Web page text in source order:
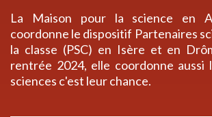
La Maison pour la science en
coordonne le dispositif Partenaires
la classe (PSC) en Isère et en
rentrée 2024, elle coordonne aussi
sciences c'est leur chance.